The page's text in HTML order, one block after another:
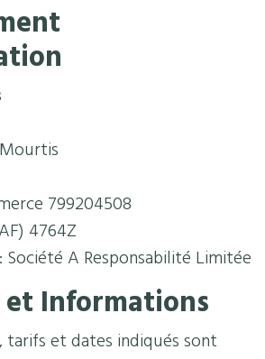
799204508
4764Z
A Responsabilité Limitée
Informations
tarifs et dates indiqués sont